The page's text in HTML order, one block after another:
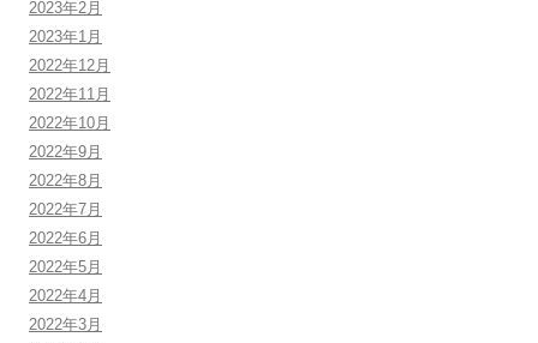
2023年2月
2023年1月
2022年12月
2022年11月
2022年10月
2022年9月
2022年8月
2022年7月
2022年6月
2022年5月
2022年4月
2022年3月